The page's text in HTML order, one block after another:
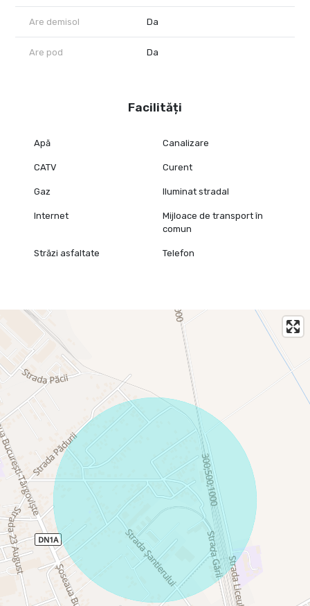
Are demisol Da
Are pod Da
Facilități
Apă Canalizare
CATV Curent
Gaz Iluminat stradal
Internet
Mijloace de transport în
comun
Străzi asfaltate Telefon